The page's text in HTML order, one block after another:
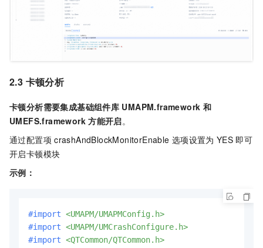
2.3 卡顿分析
卡顿分析需要集成基础组件库 UMAPM.framework 和
UMEFS.framework 方能开启。
通过配置项 crashAndBlockMonitorEnable 选项设置为 YES 即可
开启卡顿模块
示例：
#import <UMAPM/UMAPMConfig.h>
#import <UMAPM/UMCrashConfigure.h>
#import <QTCommon/QTCommon.h>